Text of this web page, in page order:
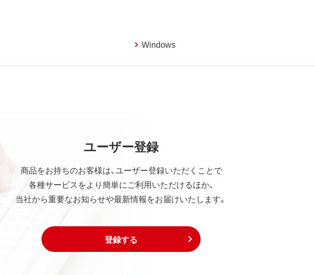
Windows
ユーザー登録
商品をお持ちのお客様は、ユーザー登録いただくことで
各種サービスをより簡単にご利用いただけるほか、
当社から重要なお知らせや最新情報をお届けいたします。
登録する